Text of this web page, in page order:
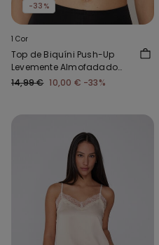
-33%
1 Cor
Top de Biquíni Push-Up
Levemente Almofadado
Micro Reciclada
14,99 € 10,00 € -33%